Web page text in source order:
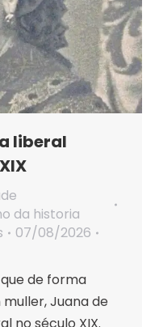
liberal
da historia
07/08/2026
de forma
Juana de